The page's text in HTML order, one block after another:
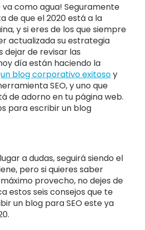
va como agua! Seguramente
de que el 2020 está a la
y si eres de los que siempre
actualizada su estrategia
dejar de revisar las
día están haciendo la
un blog corporativo exitosoy
SEO, y uno que
de adorno en tu página web.
para escribir un blog
a dudas, seguirá siendo el
pero si quieres saber
provecho, no dejes de
estos seis consejos que te
un blog para SEO este ya